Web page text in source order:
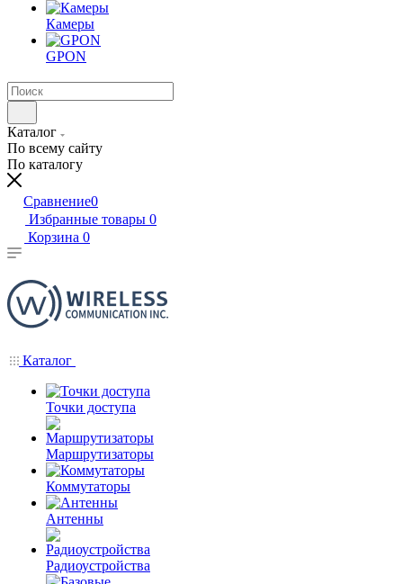
Камеры
GPON
Каталог
По всему сайту
По каталогу
Сравнение0
Избранные товары 0
Корзина 0
Каталог
Точки доступа
Маршрутизаторы
Коммутаторы
Антенны
Радиоустройства